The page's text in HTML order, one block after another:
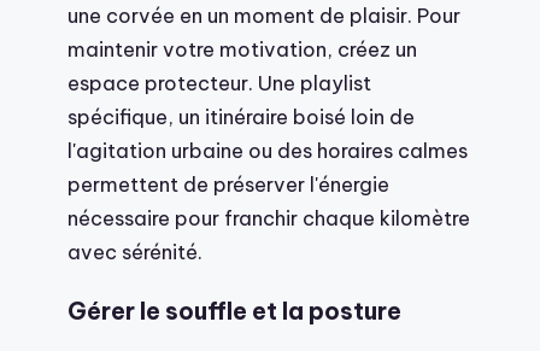
une corvée en un moment de plaisir. Pour
maintenir votre motivation, créez un
espace protecteur. Une playlist
spécifique, un itinéraire boisé loin de
l'agitation urbaine ou des horaires calmes
permettent de préserver l'énergie
nécessaire pour franchir chaque kilomètre
avec sérénité.
Gérer le souffle et la posture